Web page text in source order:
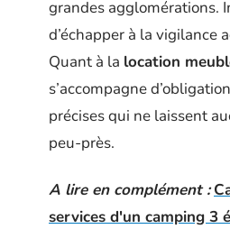
grandes agglomérations.
d’échapper à la vigilance
Quant à la location
s’accompagne
précises qui ne laissent
peu-près.
A lire en complément :
services d'un camping 3